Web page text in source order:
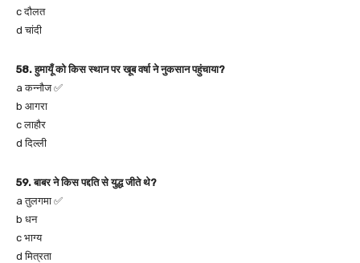
c दौलत
d चांदी
58. हुमायूँ को किस स्थान पर खूब वर्षा ने नुकसान पहुंचाया?
a कन्नौज ✅
b आगरा
c लाहौर
d दिल्ली
59. बाबर ने किस पद्दति से युद्ध जीते थे?
a तुलगमा ✅
b धन
c भाग्य
d मित्रता